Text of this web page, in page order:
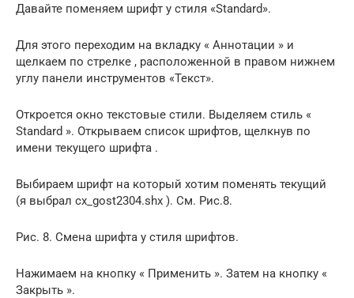
Давайте поменяем шрифт у стиля «Standard».
Для этого переходим на вкладку « Аннотации » и
щелкаем по стрелке , расположенной в правом нижнем
углу панели инструментов «Текст».
Откроется окно текстовые стили. Выделяем стиль «
Standard ». Открываем список шрифтов, щелкнув по
имени текущего шрифта .
Выбираем шрифт на который хотим поменять текущий
(я выбрал cx_gost2304.shx ). См. Рис.8.
Рис. 8. Смена шрифта у стиля шрифтов.
Нажимаем на кнопку « Применить ». Затем на кнопку «
Закрыть ».